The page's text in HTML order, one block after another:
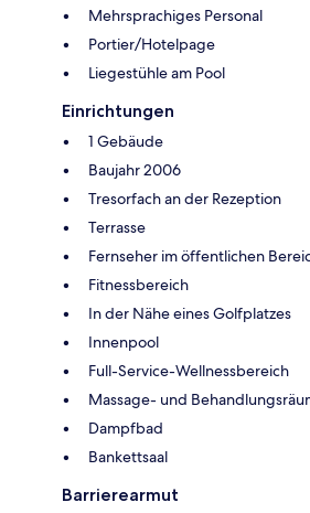
Mehrsprachiges Personal
Portier/Hotelpage
Liegestühle am Pool
Einrichtungen
1 Gebäude
Baujahr 2006
Tresorfach an der Rezeption
Terrasse
Fernseher im öffentlichen
Fitnessbereich
In der Nähe eines Golfplatzes
Innenpool
Full-Service-Wellnessbereich
Massage- und
Dampfbad
Bankettsaal
Barrierearmut